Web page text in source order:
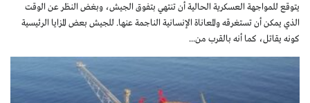
يتوقع للمواجهة العسكرية الحالية أن تنتهي بتفوق الجيش، وبغض النظر عن الوقت
الذي يمكن أن تستغرقه والمعاناة الإنسانية الناجمة عنها. للجيش بعض المزايا الرئيسية
كونه يقاتل، كما أنه بالقرب من...